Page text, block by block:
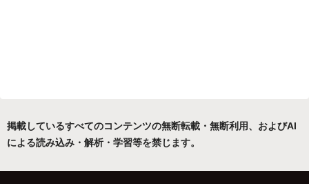
掲載しているすべてのコンテンツの無断転載・無断利用、およびAI
による読み込み・解析・学習等を禁じます。